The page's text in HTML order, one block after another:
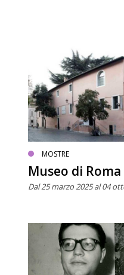
MOSTRE
Museo di
Dal 25 marzo 2025 al 04